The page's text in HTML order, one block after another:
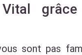
Vital
sont pas